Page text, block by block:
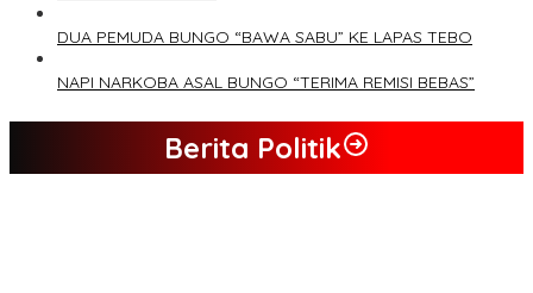
DUA PEMUDA BUNGO “BAWA SABU” KE LAPAS TEBO
NAPI NARKOBA ASAL BUNGO “TERIMA REMISI BEBAS”
Berita Politik